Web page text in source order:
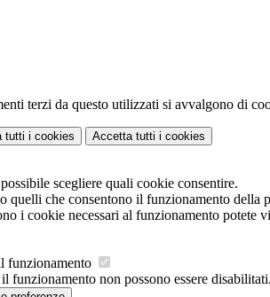
terzi da questo utilizzati si avvalgono di
tutti i cookies Accetta tutti i cookies
scegliere quali cookie consentire.
quelli che consentono il funzionamento della
i cookie necessari al funzionamento potete
funzionamento
funzionamento non possono essere